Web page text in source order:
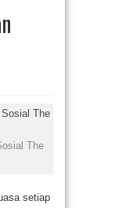
The
setiap